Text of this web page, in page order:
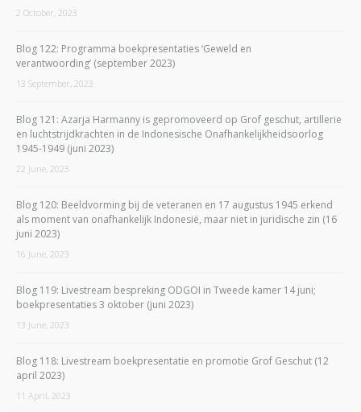
2 October, 2023
Blog 122: Programma boekpresentaties ‘Geweld en
verantwoording’ (september 2023)
13 September, 2023
Blog 121: Azarja Harmanny is gepromoveerd op Grof geschut, artillerie
en luchtstrijdkrachten in de Indonesische Onafhankelijkheidsoorlog
1945-1949 (juni 2023)
22 June, 2023
Blog 120: Beeldvorming bij de veteranen en 17 augustus 1945 erkend
als moment van onafhankelijk Indonesië, maar niet in juridische zin (16
juni 2023)
16 June, 2023
Blog 119: Livestream bespreking ODGOI in Tweede kamer 14 juni;
boekpresentaties 3 oktober (juni 2023)
13 June, 2023
Blog 118: Livestream boekpresentatie en promotie Grof Geschut (12
april 2023)
11 April, 2023